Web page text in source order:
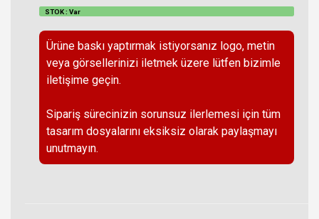
STOK : Var
Ürüne baskı yaptırmak istiyorsanız logo, metin
veya görsellerinizi iletmek üzere lütfen bizimle
iletişime geçin.
Sipariş sürecinizin sorunsuz ilerlemesi için tüm
tasarım dosyalarını eksiksiz olarak paylaşmayı
unutmayın.